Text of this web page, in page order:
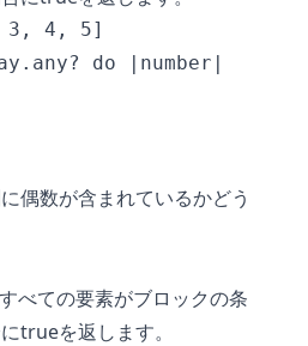
3, 4, 5]
do |number|
偶数が含まれているかどう
べての要素がブロックの条
trueを返します。